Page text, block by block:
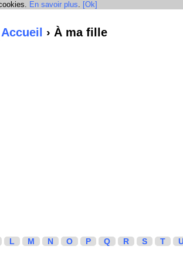
En savoir plus. [Ok]
Accueil › À ma fille
L M N O P Q R S T